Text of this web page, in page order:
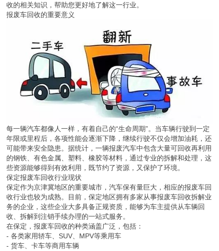
收的相关知识，帮助您更好地了解这一行业。
报废车回收的重要意义
每一辆汽车都像人一样，有着自己的“生命周期”。当车辆行驶到一定
年限或里程后，各项性能会逐渐下降，继续行驶不仅会增加油耗，还
可能带来安全隐患。据统计，一辆报废汽车中包含大量可回收再利用
的钢铁、有色金属、塑料、橡胶等材料，通过专业的拆解和处理，这
些资源能够得到有效利用，既节约了资源，又保护了环境。
保定报废车回收行业现状
保定作为京津冀地区的重要城市，汽车保有量巨大，相应的报废车回
收行业也较为成熟。目前，保定地区拥有多家从事报废车回收拆解业
务的企业，这些企业大多具备正规资质，能够为车主提供从车辆回
收、拆解到注销手续办理的一站式服务。
在保定，报废车回收的种类涵盖广泛，包括：
- 各类家用轿车、SUV、MPV等乘用车
- 货车、卡车等商用车辆